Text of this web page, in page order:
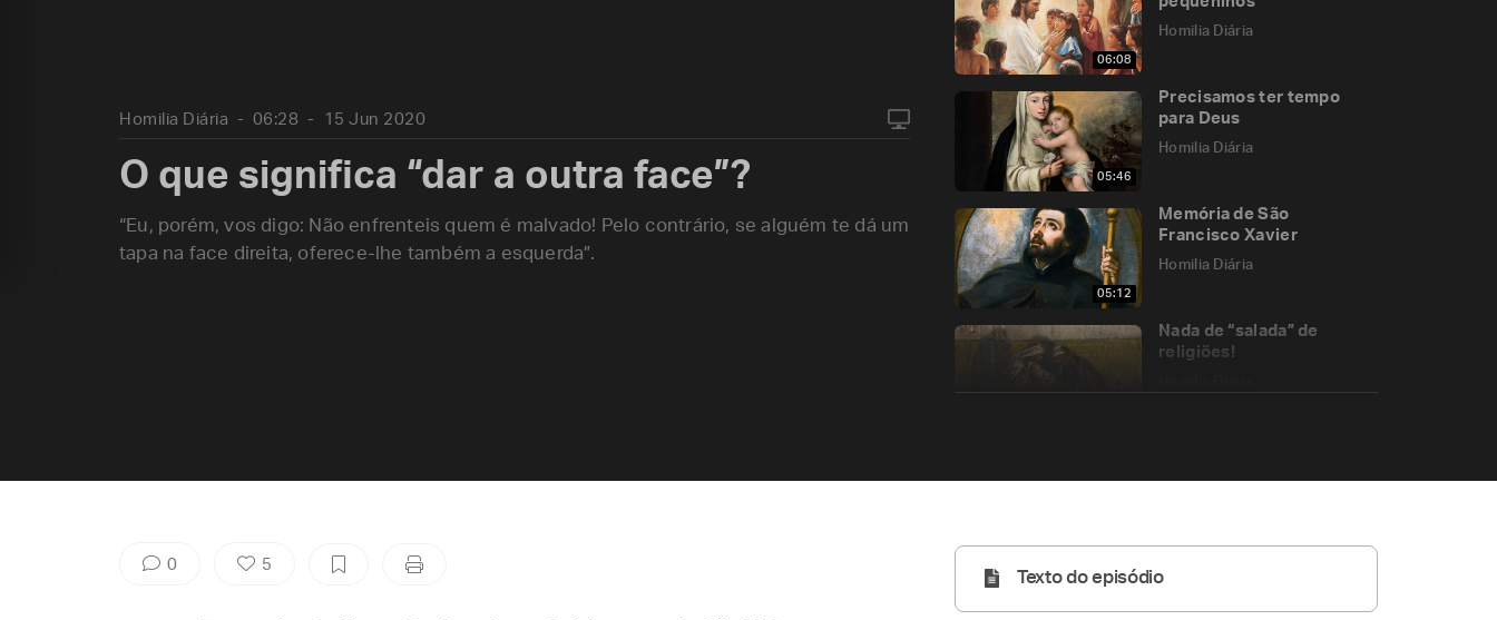
06:08
Homilia Diária
05:46
Precisamos ter tempo
para Deus
Homilia Diária
05:12
Memória de São
Francisco Xavier
Homilia Diária
Nada de “salada” de
religiões!
Homilia Diária
Homilia Diária 06:28 15 Jun 2020
O que significa “dar a outra face”?
“Eu, porém, vos digo: Não enfrenteis quem é malvado! Pelo contrário, se alguém te dá um
tapa na face direita, oferece-lhe também a esquerda”.
0 5
Texto do episódio